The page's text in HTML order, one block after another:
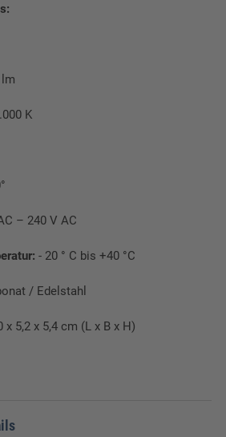
K
– 240 V AC
- 20 ° C bis +40 °C
/ Edelstahl
x 5,2 x 5,4 cm (L x B x H)